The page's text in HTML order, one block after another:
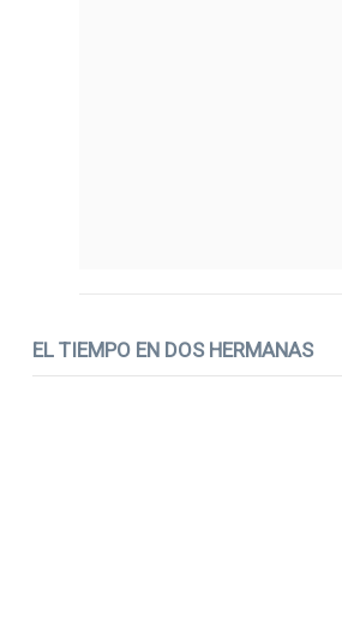
EL TIEMPO EN DOS HERMANAS